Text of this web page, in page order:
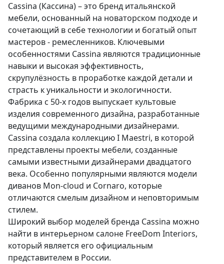
Cassina (Кассина) – это бренд итальянской
мебели, основанный на новаторском подходе и
сочетающий в себе технологии и богатый опыт
мастеров - ремесленников. Ключевыми
особенностями Cassina являются традиционные
навыки и высокая эффективность,
скрупулёзность в проработке каждой детали и
страсть к уникальности и экологичности.
Фабрика с 50-х годов выпускает культовые
изделия современного дизайна, разработанные
ведущими международными дизайнерами.
Cassina создала коллекцию I Maestri, в которой
представлены проекты мебели, созданные
самыми известными дизайнерами двадцатого
века. Особенно популярными являются модели
диванов Mon-cloud и Cornaro, которые
отличаются смелым дизайном и неповторимым
стилем.
Широкий выбор моделей бренда Cassina можно
найти в интерьерном салоне FreeDom Interiors,
который является его официальным
представителем в России.